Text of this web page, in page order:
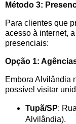
Método 3:
Para clientes que
acesso à internet,
presenciais:
Opção 1:
Embora Alvilândia
possível visitar
Tupã/SP:
Alvilândia).